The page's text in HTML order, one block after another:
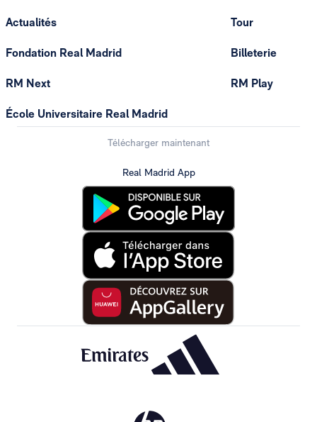
Actualités
Fondation Real Madrid
RM Next
École Universitaire Real Madrid
Tour
Billeterie
RM Play
Télécharger maintenant
Real Madrid App